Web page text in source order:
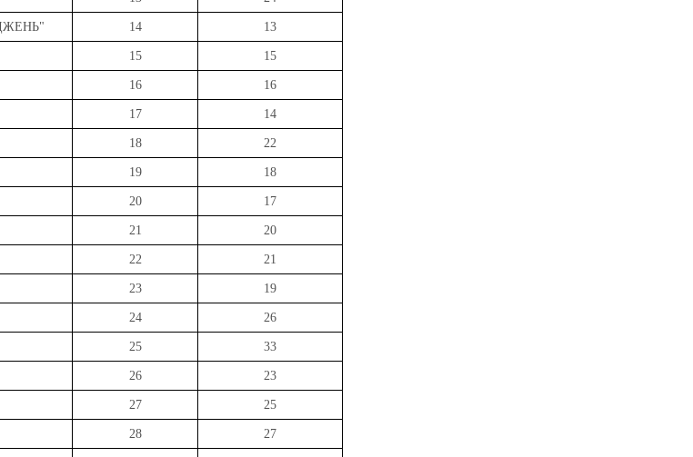
14 13
15 15
16 16
17 14
18 22
19 18
20 17
21 20
22 21
23 19
24 26
25 33
26 23
27 25
28 27